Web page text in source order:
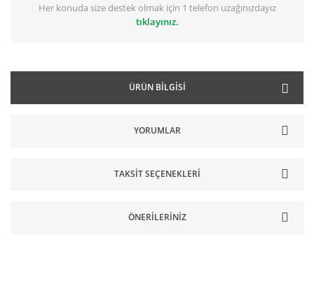
Her konuda size destek olmak için 1 telefon uzağınızdayız
tıklayınız.
ÜRÜN BILGISI
YORUMLAR
TAKSIT SEÇENEKLERI
ÖNERILERINIZ